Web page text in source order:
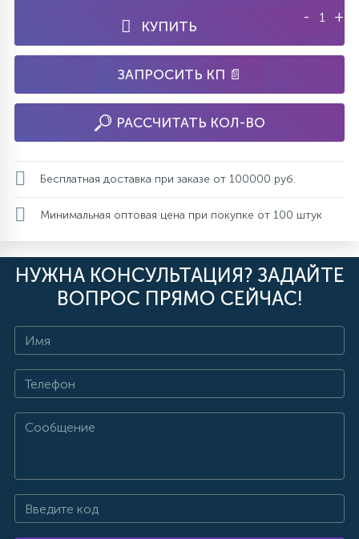
КУПИТЬ
- +
ЗАПРОСИТЬ КП 📄
РАССЧИТАТЬ КОЛ-ВО
Бесплатная доставка при заказе от 100000 руб.
Минимальная оптовая цена при покупке от 100 штук
НУЖНА КОНСУЛЬТАЦИЯ? ЗАДАЙТЕ
ВОПРОС ПРЯМО СЕЙЧАС!